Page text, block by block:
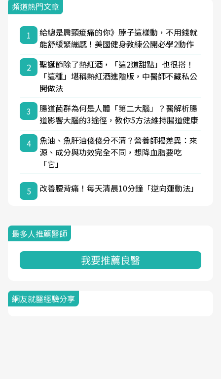
頻道熱門文章
1
給總是肩頸痠痛的你》脖子這樣動，不用錢就
能舒緩緊繃感！美國健身教練公開必學2動作
2
聖誕節除了熱紅酒，「這2道甜點」也很搭！
「這種」堪稱熱紅酒進階版，中醫師不藏私公
開做法
3
腸道菌群為何是人體「第二大腦」？醫解析腸
道影響大腦的3途徑，教你5方法維持腸道健康
4
魚油、魚肝油傻傻分不清？營養師揭差異：來
源、成分與功效完全不同，想降血脂要吃
「它」
5 改善腰背痛！每天清晨10分鐘「逆向運動法」
最多人推薦醫師
我要推薦良醫
網友就醫經驗分享